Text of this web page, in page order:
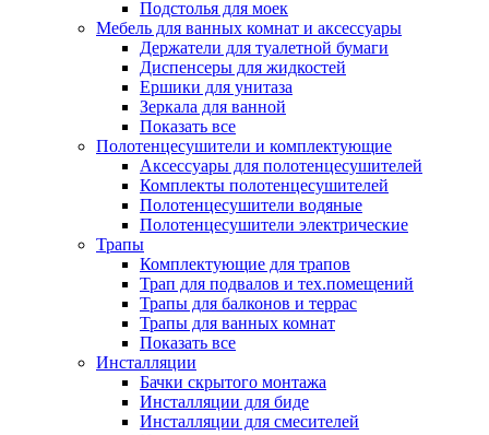
Подстолья для моек
Мебель для ванных комнат и аксессуары
Держатели для туалетной бумаги
Диспенсеры для жидкостей
Ершики для унитаза
Зеркала для ванной
Показать все
Полотенцесушители и комплектующие
Аксессуары для полотенцесушителей
Комплекты полотенцесушителей
Полотенцесушители водяные
Полотенцесушители электрические
Трапы
Комплектующие для трапов
Трап для подвалов и тех.помещений
Трапы для балконов и террас
Трапы для ванных комнат
Показать все
Инсталляции
Бачки скрытого монтажа
Инсталляции для биде
Инсталляции для смесителей